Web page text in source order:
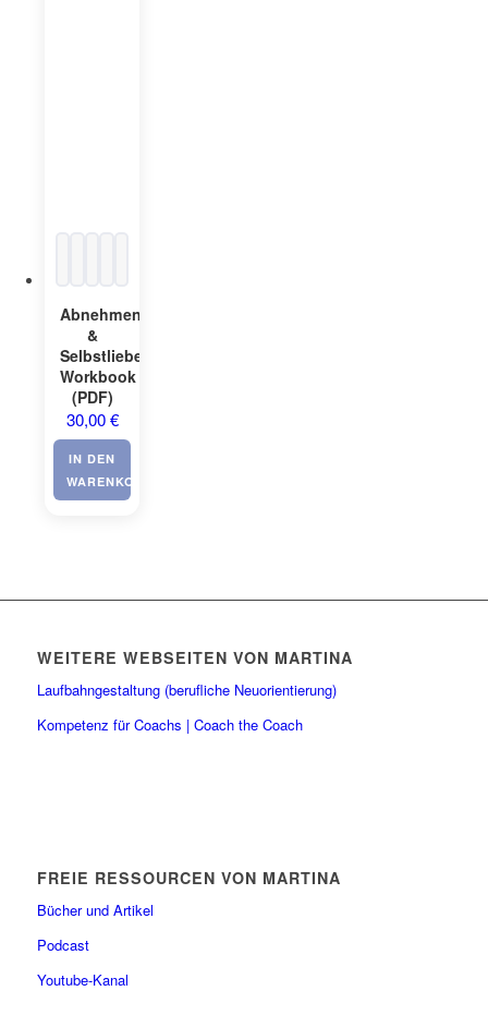
Abnehmen
&
Selbstliebe
Workbook
(PDF)
30,00€
IN DEN
WARENKORB
WEITERE WEBSEITEN VON MARTINA
Laufbahngestaltung (berufliche Neuorientierung)
Kompetenz für Coachs | Coach the Coach
FREIE RESSOURCEN VON MARTINA
Bücher und Artikel
Podcast
Youtube-Kanal